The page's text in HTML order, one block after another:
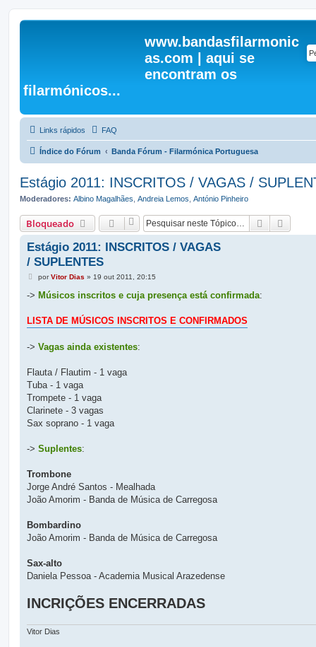
www.bandasfilarmonic
as.com | aqui se
encontram os
filarmónicos...
Links rápidos FAQ
Índice do Fórum Banda Fórum - Filarmónica Portuguesa
Estágio 2011: INSCRITOS / VAGAS /
Moderadores: Albino Magalhães Andreia Lemos António Pinheiro
Bloqueado Pesquisar
Estágio 2011: INSCRITOS / VAGAS
/ SUPLENTES
M
n
g
e
porVitor Dias » 19 out 2011, 20:15
-> Músicos inscritos e cuja presença está confirmada:
LISTA DE MÚSICOS INSCRITOS E CONFIRMADOS
-> Vagas ainda existentes:
Flauta / Flautim - 1 vaga
Tuba - 1 vaga
Trompete - 1 vaga
Clarinete - 3 vagas
Sax soprano - 1 vaga
-> Suplentes:
Trombone
Jorge André Santos - Mealhada
João Amorim - Banda de Música de Carregosa
Bombardino
João Amorim - Banda de Música de Carregosa
Sax-alto
Daniela Pessoa - Academia Musical Arazedense
INCRIÇÕES ENCERRADAS
Vitor Dias